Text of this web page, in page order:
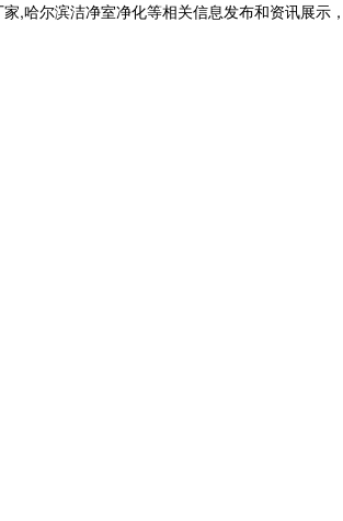
,哈尔滨洁净室净化等相关信息发布和资讯展示